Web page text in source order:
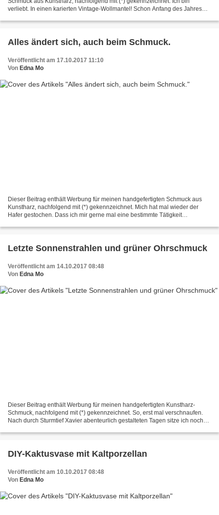
verliebt. In einen karierten Vintage-Wollmantel! Schon Anfang des Jahres
Alles ändert sich, auch beim Schmuck.
Veröffentlicht am 17.10.2017 11:10
Von Edna Mo
Dieser Beitrag enthält Werbung für meinen handgefertigten Schmuck aus
Kunstharz, nachfolgend mit (*) gekennzeichnet. Mich hat mal wieder der
Hafer gestochen. Dass ich mir gerne mal eine bestimmte Tätigkeit
Letzte Sonnenstrahlen und grüner Ohrschmuck
Veröffentlicht am 14.10.2017 08:48
Von Edna Mo
Dieser Beitrag enthält Werbung für meinen handgefertigten Kunstharz-
Schmuck, nachfolgend mit (*) gekennzeichnet. So, erst mal verschnaufen.
Nach durch Sturmtief Xavier abenteurlich gestalteten Tagen sitze ich noch
DIY-Kaktusvase mit Kaltporzellan
Veröffentlicht am 10.10.2017 08:48
Von Edna Mo